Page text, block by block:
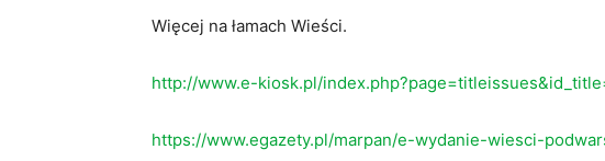
Więcej na łamach Wieści.
http://www.e-kiosk.pl/
https://www.egazety.pl/marpan/e-wydanie-wiesci-